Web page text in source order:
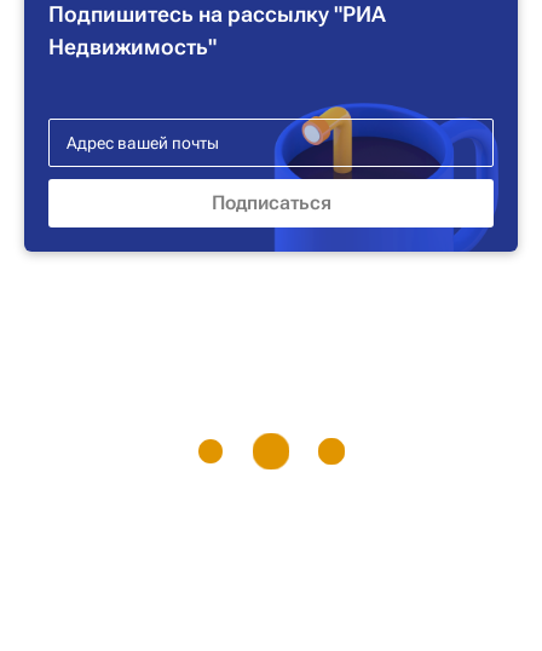
Подпишитесь на рассылку "РИА
Недвижимость"